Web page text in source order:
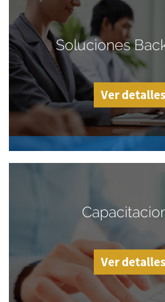
Soluciones
Ver detalles
Ver detalles